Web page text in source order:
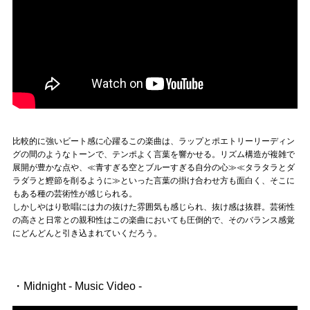
比較的に強いビート感に心躍るこの楽曲は、ラップとポエトリーリーディン
グの間のようなトーンで、テンポよく言葉を響かせる。リズム構造が複雑で
展開が豊かな点や、≪青すぎる空とブルーすぎる自分の心≫≪タラタラとダ
ラダラと鰹節を削るように≫といった言葉の掛け合わせ方も面白く、そこに
もある種の芸術性が感じられる。
しかしやはり歌唱には力の抜けた雰囲気も感じられ、抜け感は抜群。芸術性
の高さと日常との親和性はこの楽曲においても圧倒的で、そのバランス感覚
にどんどんと引き込まれていくだろう。
・Midnight - Music Video -